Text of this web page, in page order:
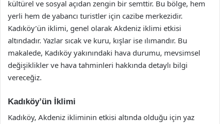
kültürel ve sosyal açıdan zengin bir semttir. Bu bölge, hem
yerli hem de yabancı turistler için cazibe merkezidir.
Kadıköy’ün iklimi, genel olarak Akdeniz iklimi etkisi
altındadır. Yazlar sıcak ve kuru, kışlar ise ılımandır. Bu
makalede, Kadıköy yakınındaki hava durumu, mevsimsel
değişiklikler ve hava tahminleri hakkında detaylı bilgi
vereceğiz.
Kadıköy’ün İklimi
Kadıköy, Akdeniz ikliminin etkisi altında olduğu için yaz